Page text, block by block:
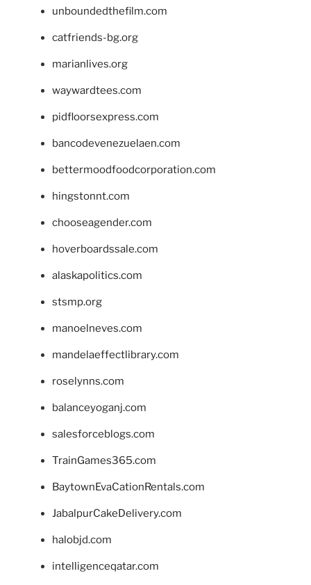
unboundedthefilm.com
catfriends-bg.org
marianlives.org
waywardtees.com
pidfloorsexpress.com
bancodevenezuelaen.com
bettermoodfoodcorporation.com
hingstonnt.com
chooseagender.com
hoverboardssale.com
alaskapolitics.com
stsmp.org
manoelneves.com
mandelaeffectlibrary.com
roselynns.com
balanceyoganj.com
salesforceblogs.com
TrainGames365.com
BaytownEvaCationRentals.com
JabalpurCakeDelivery.com
halobjd.com
intelligenceqatar.com